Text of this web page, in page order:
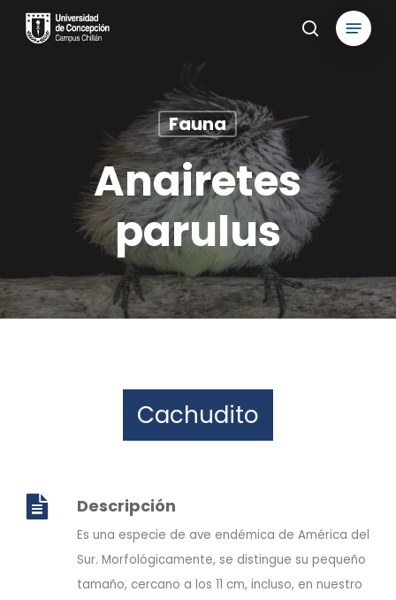
Skip
search
Menu
Fauna
Anairetes
parulus
Cachudito
Descripción
Es una especie de ave endémica de América del
Sur. Morfológicamente, se distingue su pequeño
tamaño, cercano a los 11 cm, incluso, en nuestro